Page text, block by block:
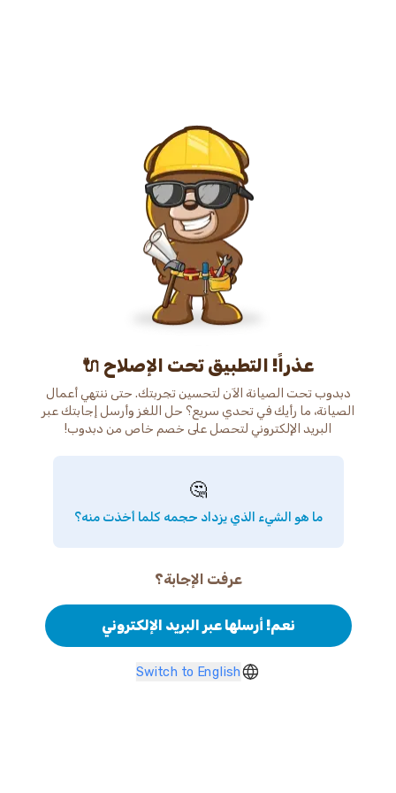
عذراً! التطبيق تحت الإصلاح 🔌
دبدوب تحت الصيانة الآن لتحسين تجربتك. حتى ننتهي أعمال
الصيانة، ما رأيك في تحدي سريع؟ حل اللغز وأرسل إجابتك عبر
البريد الإلكتروني لتحصل على خصم خاص من دبدوب!
🤔
ما هو الشيء الذي يزداد حجمه كلما أخذت منه؟
عرفت الإجابة؟
نعم! أرسلها عبر البريد الإلكتروني
Switch to English